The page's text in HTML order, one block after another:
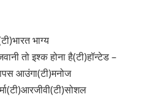
भाग्य
तो इश्क होना है(टी)हॉन्टेड –
आउंगा(टी)मनोज